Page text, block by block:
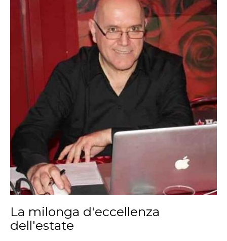
La milonga d'eccellenza
dell'estate